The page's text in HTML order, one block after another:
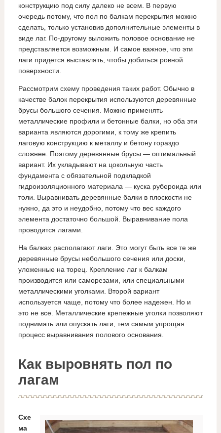
конструкцию под силу далеко не всем. В первую
очередь потому, что пол по балкам перекрытия можно
сделать, только установив дополнительные элементы в
виде лаг. По-другому выложить половое основание не
представляется возможным. И самое важное, что эти
лаги придется выставлять, чтобы добиться ровной
поверхности.
Рассмотрим схему проведения таких работ. Обычно в
качестве балок перекрытия используются деревянные
брусы большого сечения. Можно применять
металлические профили и бетонные балки, но оба эти
варианта являются дорогими, к тому же крепить
лаговую конструкцию к металлу и бетону гораздо
сложнее. Поэтому деревянные брусы — оптимальный
вариант. Их укладывают на цокольную часть
фундамента с обязательной подкладкой
гидроизоляционного материала — куска рубероида или
толи. Выравнивать деревянные балки в плоскости не
нужно, да это и неудобно, потому что вес каждого
элемента достаточно большой. Выравнивание пола
проводится лагами.
На балках располагают лаги. Это могут быть все те же
деревянные брусы небольшого сечения или доски,
уложенные на торец. Крепление лаг к балкам
производится или саморезами, или специальными
металлическими уголками. Второй вариант
используется чаще, потому что более надежен. Но и
это не все. Металлические крепежные уголки позволяют
поднимать или опускать лаги, тем самым упрощая
процесс выравнивания полового основания.
Как выровнять пол по
лагам
Схе
ма